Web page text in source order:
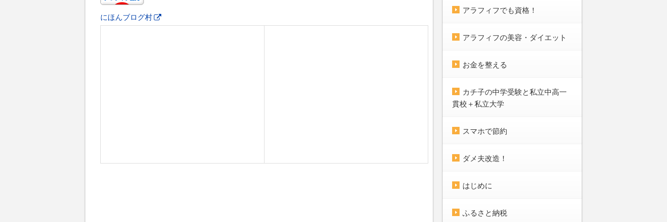
にほんブログ村
アラフィフでも資格！
アラフィフの美容・ダイエット
お金を整える
カチ子の中学受験と私立中高一
貫校＋私立大学
スマホで節約
ダメ夫改造！
はじめに
ふるさと納税